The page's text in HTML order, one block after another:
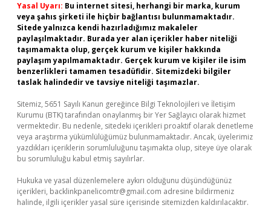
Yasal Uyarı: Bu internet sitesi, herhangi bir marka, kurum
veya şahıs şirketi ile hiçbir bağlantısı bulunmamaktadır.
Sitede yalnızca kendi hazırladığımız makaleler
paylaşılmaktadır. Burada yer alan içerikler haber niteliği
taşımamakta olup, gerçek kurum ve kişiler hakkında
paylaşım yapılmamaktadır. Gerçek kurum ve kişiler ile isim
benzerlikleri tamamen tesadüfidir. Sitemizdeki bilgiler
taslak halindedir ve tavsiye niteliği taşımazlar.
Sitemiz, 5651 Sayılı Kanun gereğince Bilgi Teknolojileri ve İletişim
Kurumu (BTK) tarafından onaylanmış bir Yer Sağlayıcı olarak hizmet
vermektedir. Bu nedenle, sitedeki içerikleri proaktif olarak denetleme
veya araştırma yükümlülüğümüz bulunmamaktadır. Ancak, üyelerimiz
yazdıkları içeriklerin sorumluluğunu taşımakta olup, siteye üye olarak
bu sorumluluğu kabul etmiş sayılırlar.
Hukuka ve yasal düzenlemelere aykırı olduğunu düşündüğünüz
içerikleri, backlinkpanelicomtr@gmail.com adresine bildirmeniz
halinde, ilgili içerikler yasal süre içerisinde sitemizden kaldırılacaktır.